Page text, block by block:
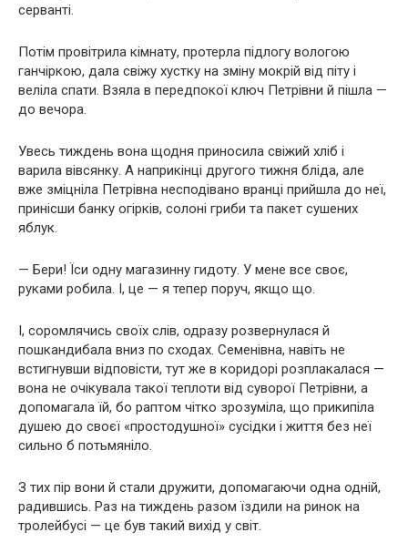
серванті.
Потім провітрила кімнату, протерла підлогу вологою
ганчіркою, дала свіжу хустку на зміну мокрій від піту і
веліла спати. Взяла в передпокої ключ Петрівни й пішла —
до вечора.
Увесь тиждень вона щодня приносила свіжий хліб і
варила вівсянку. А наприкінці другого тижня бліда, але
вже зміцніла Петрівна несподівано вранці прийшла до неї,
принісши банку огірків, солоні гриби та пакет сушених
яблук.
— Бери! Їси одну магазинну гидоту. У мене все своє,
руками робила. І, це — я тепер поруч, якщо що.
І, соромлячись своїх слів, одразу розвернулася й
пошкандибала вниз по сходах. Семенівна, навіть не
встигнувши відповісти, тут же в коридорі розплакалася —
вона не очікувала такої теплоти від суворої Петрівни, а
допомагала їй, бо раптом чітко зрозуміла, що прикипіла
душею до своєї «простодушної» сусідки і життя без неї
сильно б потьмяніло.
З тих пір вони й стали дружити, допомагаючи одна одній,
радившись. Раз на тиждень разом їздили на ринок на
тролейбусі — це був такий вихід у світ.